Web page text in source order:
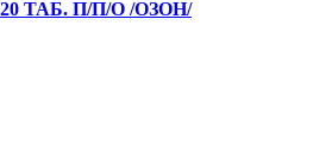
ТАБ. П/П/О /ОЗОН/